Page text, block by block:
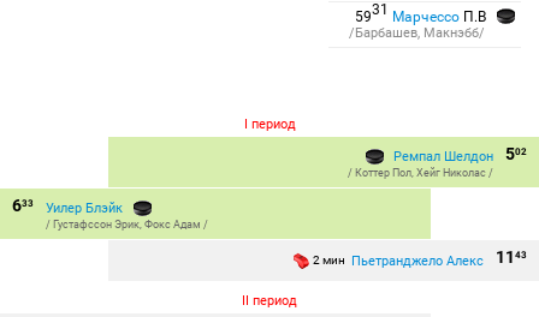
5931 Марчессо П.В
/Барбашев, Макнэбб/
I период
502
Ремпал Шелдон
/ Коттер Пол, Хейг Николас /
633 Уилер Блэйк
/ Густафссон Эрик, Фокс Адам /
11 43
2 мин Пьетранджело Алекс
II период